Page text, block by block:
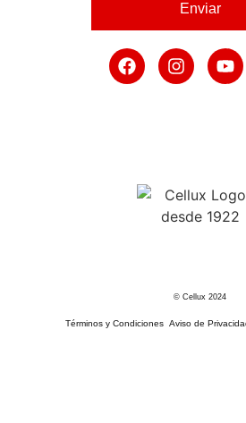
Enviar
© Cellux 2024
Términos y Condiciones Aviso de